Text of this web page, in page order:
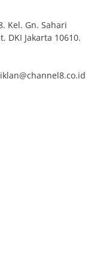
Kel. Gn. Sahari
DKI Jakarta 10610.
iklan@channel8.co.id